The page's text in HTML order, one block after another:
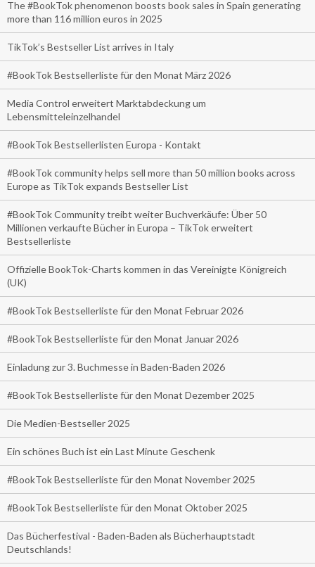
The #BookTok phenomenon boosts book sales in Spain generating
more than 116 million euros in 2025
TikTok’s Bestseller List arrives in Italy
#BookTok Bestsellerliste für den Monat März 2026
Media Control erweitert Marktabdeckung um
Lebensmitteleinzelhandel
#BookTok Bestsellerlisten Europa - Kontakt
#BookTok community helps sell more than 50 million books across
Europe as TikTok expands Bestseller List
#BookTok Community treibt weiter Buchverkäufe: Über 50
Millionen verkaufte Bücher in Europa – TikTok erweitert
Bestsellerliste
Offizielle BookTok-Charts kommen in das Vereinigte Königreich
(UK)
#BookTok Bestsellerliste für den Monat Februar 2026
#BookTok Bestsellerliste für den Monat Januar 2026
Einladung zur 3. Buchmesse in Baden-Baden 2026
#BookTok Bestsellerliste für den Monat Dezember 2025
Die Medien-Bestseller 2025
Ein schönes Buch ist ein Last Minute Geschenk
#BookTok Bestsellerliste für den Monat November 2025
#BookTok Bestsellerliste für den Monat Oktober 2025
Das Bücherfestival - Baden-Baden als Bücherhauptstadt
Deutschlands!